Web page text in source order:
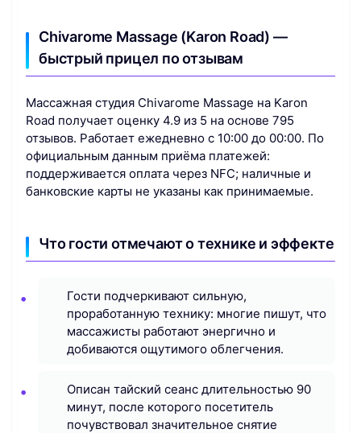
Chivarome Massage (Karon Road) —
быстрый прицел по отзывам
Массажная студия Chivarome Massage на Karon
Road получает оценку 4.9 из 5 на основе 795
отзывов. Работает ежедневно с 10:00 до 00:00. По
официальным данным приёма платежей:
поддерживается оплата через NFC; наличные и
банковские карты не указаны как принимаемые.
Что гости отмечают о технике и эффекте
Гости подчеркивают сильную,
проработанную технику: многие пишут, что
массажисты работают энергично и
добиваются ощутимого облегчения.
Описан тайский сеанс длительностью 90
минут, после которого посетитель
почувствовал значительное снятие